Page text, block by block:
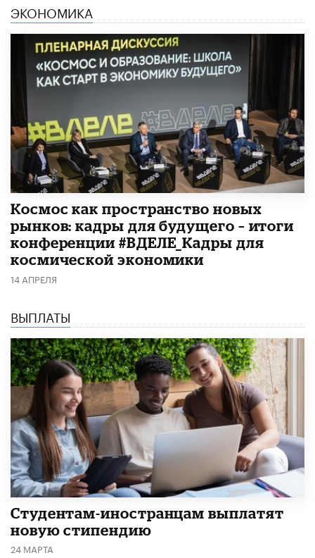
ЭКОНОМИКА
Космос как пространство новых
рынков: кадры для будущего – итоги
конференции #ВДЕЛЕ_Кадры для
космической экономики
14 АПРЕЛЯ
ВЫПЛАТЫ
Студентам-иностранцам выплатят
новую стипендию
24 МАРТА